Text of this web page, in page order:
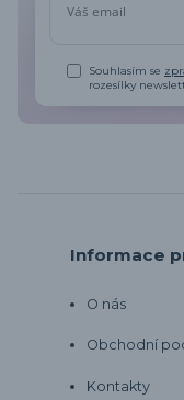
Souhlasím se
rozesílky
Informace
O nás
Obchodní
Kontakty